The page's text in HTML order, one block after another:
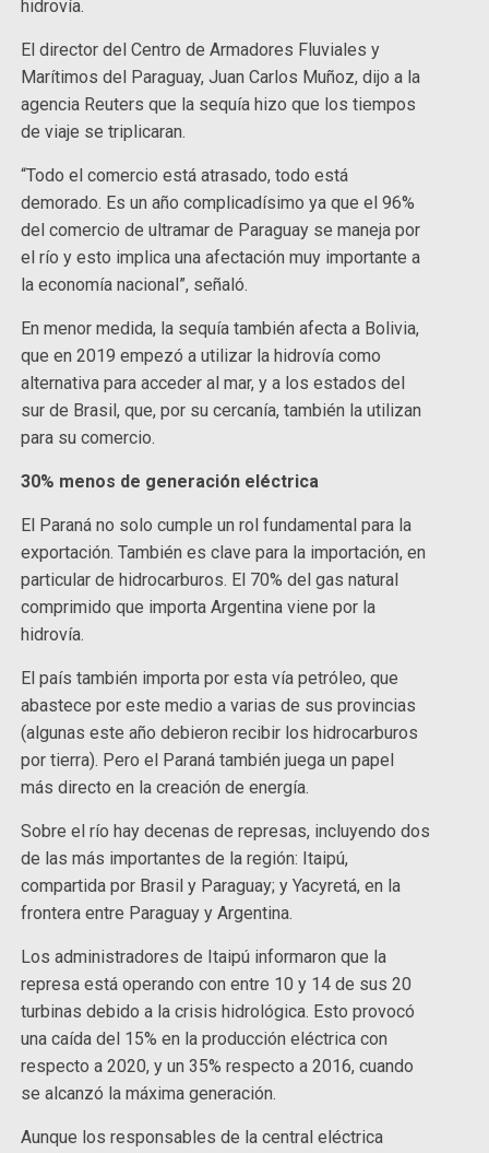
hidrovía.
El director del Centro de Armadores Fluviales y
Marítimos del Paraguay, Juan Carlos Muñoz, dijo a la
agencia Reuters que la sequía hizo que los tiempos
de viaje se triplicaran.
“Todo el comercio está atrasado, todo está
demorado. Es un año complicadísimo ya que el 96%
del comercio de ultramar de Paraguay se maneja por
el río y esto implica una afectación muy importante a
la economía nacional”, señaló.
En menor medida, la sequía también afecta a Bolivia,
que en 2019 empezó a utilizar la hidrovía como
alternativa para acceder al mar, y a los estados del
sur de Brasil, que, por su cercanía, también la utilizan
para su comercio.
30% menos de generación eléctrica
El Paraná no solo cumple un rol fundamental para la
exportación. También es clave para la importación, en
particular de hidrocarburos. El 70% del gas natural
comprimido que importa Argentina viene por la
hidrovía.
El país también importa por esta vía petróleo, que
abastece por este medio a varias de sus provincias
(algunas este año debieron recibir los hidrocarburos
por tierra). Pero el Paraná también juega un papel
más directo en la creación de energía.
Sobre el río hay decenas de represas, incluyendo dos
de las más importantes de la región: Itaipú,
compartida por Brasil y Paraguay; y Yacyretá, en la
frontera entre Paraguay y Argentina.
Los administradores de Itaipú informaron que la
represa está operando con entre 10 y 14 de sus 20
turbinas debido a la crisis hidrológica. Esto provocó
una caída del 15% en la producción eléctrica con
respecto a 2020, y un 35% respecto a 2016, cuando
se alcanzó la máxima generación.
Aunque los responsables de la central eléctrica